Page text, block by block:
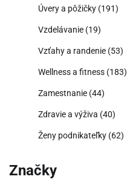
Úvery a pôžičky (191)
Vzdelávanie (19)
Vzťahy a randenie (53)
Wellness a fitness (183)
Zamestnanie (44)
Zdravie a výživa (40)
Ženy podnikateľky (62)
Značky